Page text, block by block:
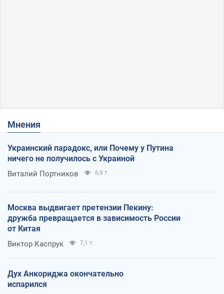
Мнения
Украинский парадокс, или Почему у Путина
ничего не получилось с Украиной
Виталий Портников 6,9 т.
Москва выдвигает претензии Пекину:
дружба превращается в зависимость России
от Китая
Виктор Каспрук 7,1 т.
Дух Анкориджа окончательно
испарился